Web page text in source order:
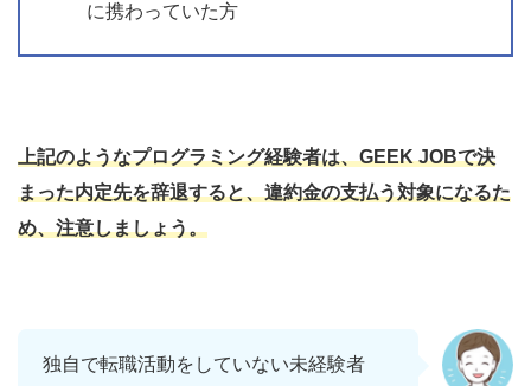
に携わっていた方
上記のようなプログラミング経験者は、GEEK JOBで決
まった内定先を辞退すると、違約金の支払う対象になるた
め、注意しましょう。
独自で転職活動をしていない未経験者